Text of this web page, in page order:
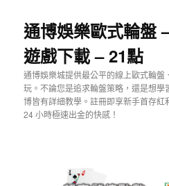
通博娛樂歐式輪盤
遊戲下載 – 21點
通博娛樂城提供最公平的線上歐式輪
玩。不論您是追求輪盤策略，還是想學
博皆有詳細教學。註冊即享新手首存
24 小時極速出金的快感！